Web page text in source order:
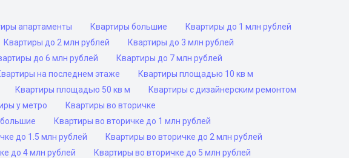
апартаменты Квартиры большие
Квартиры до 1 млн рублей
Квартиры до 2 млн рублей
Квартиры до 3 млн рублей
до 6 млн рублей
Квартиры до 7 млн рублей
на последнем этаже
Квартиры площадью 10 кв м
Квартиры площадью 50 кв м
Квартиры с дизайнерским ремонтом
у метро
Квартиры во вторичке
Квартиры во вторичке до 1 млн рублей
до 1.5 млн рублей
Квартиры во вторичке до 2 млн рублей
до 4 млн рублей
Квартиры во вторичке до 5 млн рублей